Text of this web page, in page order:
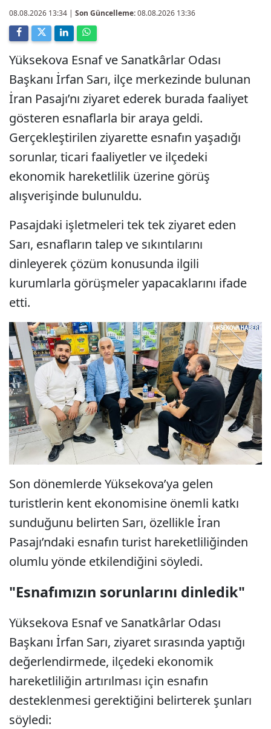
08.08.2026 13:34 | Son Güncelleme:08.08.2026 13:36
Yüksekova Esnaf ve Sanatkârlar Odası
Başkanı İrfan Sarı, ilçe merkezinde bulunan
İran Pasajı’nı ziyaret ederek burada faaliyet
gösteren esnaflarla bir araya geldi.
Gerçekleştirilen ziyarette esnafın yaşadığı
sorunlar, ticari faaliyetler ve ilçedeki
ekonomik hareketlilik üzerine görüş
alışverişinde bulunuldu.
Pasajdaki işletmeleri tek tek ziyaret eden
Sarı, esnafların talep ve sıkıntılarını
dinleyerek çözüm konusunda ilgili
kurumlarla görüşmeler yapacaklarını ifade
etti.
Son dönemlerde Yüksekova’ya gelen
turistlerin kent ekonomisine önemli katkı
sunduğunu belirten Sarı, özellikle İran
Pasajı’ndaki esnafın turist hareketliliğinden
olumlu yönde etkilendiğini söyledi.
"Esnafımızın sorunlarını dinledik"
Yüksekova Esnaf ve Sanatkârlar Odası
Başkanı İrfan Sarı, ziyaret sırasında yaptığı
değerlendirmede, ilçedeki ekonomik
hareketliliğin artırılması için esnafın
desteklenmesi gerektiğini belirterek şunları
söyledi: